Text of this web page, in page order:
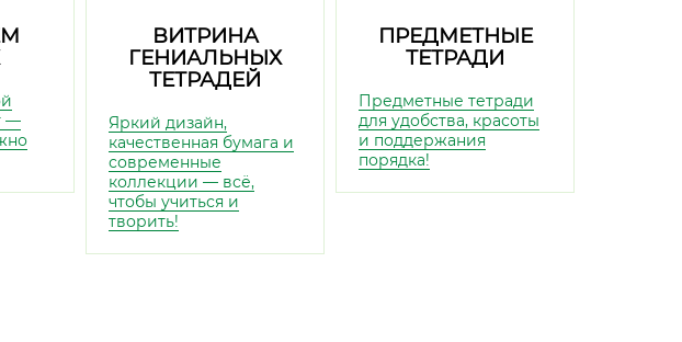
—
ВИТРИНА
ГЕНИАЛЬНЫХ
ТЕТРАДЕЙ
Яркий дизайн,
качественная бумага и
современные
коллекции — всё,
чтобы учиться и
творить!
ПРЕДМЕТНЫЕ
ТЕТРАДИ
Предметные тетради
для удобства, красоты
и поддержания
порядка!